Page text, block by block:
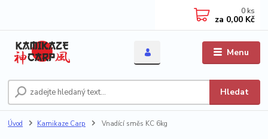
Menu
Hledat
0 ks
za 0,00 Kč
Úvod Kamikaze Carp Vnadící směs KC 6kg